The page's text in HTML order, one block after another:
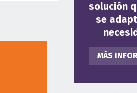
solución
se
MÁS